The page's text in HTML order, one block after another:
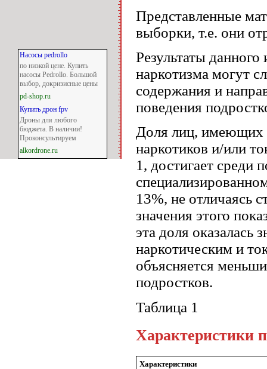
Насосы pedrollo
по низкой цене. Купить
насосы Pedrollo. Большой
выбор, докризисные цены
pd-shop.ru
Купить дрон fpv
Дроны для любого
бюджета. В наличии!
Проконсультируем
alkordrone.ru
Представленные
выборки, т.е. они
Результаты
наркотизма могут
содержания и
поведения
Доля лиц, имеющих
наркотиков и/или
1, достигает среди
13%, не отличаясь
значения этого
эта доля оказалась
наркотическим и
объясняется
подростков.
Таблица 1
Характеристики
Характеристики